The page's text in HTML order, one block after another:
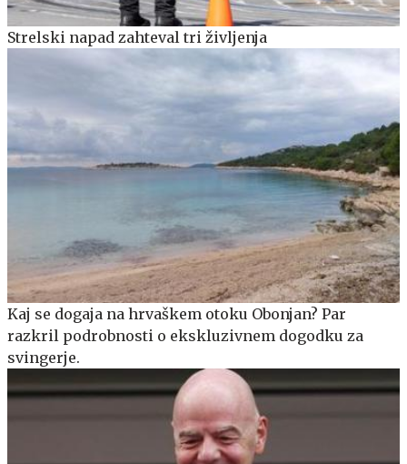
Strelski napad zahteval tri življenja
Kaj se dogaja na hrvaškem otoku Obonjan? Par
razkril podrobnosti o ekskluzivnem dogodku za
svingerje.